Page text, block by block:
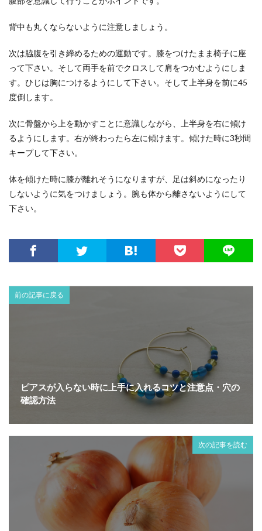
背中も丸くならないように注意しましょう。
次は脇腹を引き締めるための運動です。膝をつけたまま椅子に座
って下さい。そして両手を前でクロスして肩をつかむようにしま
す。ひじは胸につけるようにして下さい。そして上半身を前に45
度倒します。
次に骨盤から上を動かすことに意識しながら、上半身を右に傾け
るようにします。右が終わったら左に傾けます。傾けた時に3秒間
キープして下さい。
体を傾けた時に膝が離れそうになりますが、足は斜めになったり
しないように気をつけましょう。腕も体から離さないようにして
下さい。
前の記事に戻る
ピアスが入らない時に上手に入れるコツと注意点・穴の
確認方法
次の記事を読む